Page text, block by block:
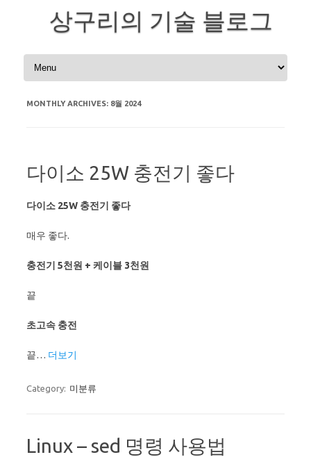
상구리의 기술 블로그
Skip to content
MONTHLY ARCHIVES: 8월 2024
다이소 25W 충전기 좋다
다이소 25W 충전기 좋다
매우 좋다.
충전기 5천원 + 케이블 3천원
끝
초고속 충전
끝… 더보기
Category: 미분류
Linux – sed 명령 사용법